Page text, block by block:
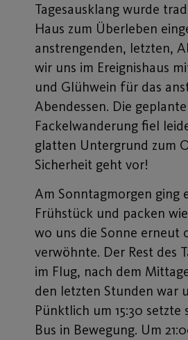
Tagesausklang wurde
Haus zum Überleben
anstrengenden, letzten,
wir uns im Ereignishaus
und Glühwein für das
Abendessen. Die geplante
Fackelwanderung fiel
glatten Untergrund zum
Sicherheit geht vor!
Am Sonntagmorgen ging
Frühstück und packen
wo uns die Sonne erneut
verwöhnte. Der Rest des
im Flug, nach dem
den letzten Stunden war
Pünktlich um 15:30 setzte
Bus in Bewegung. Um